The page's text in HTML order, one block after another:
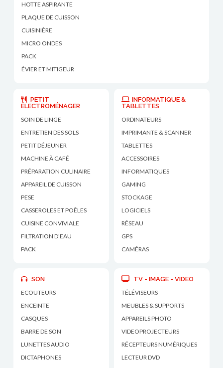
HOTTE ASPIRANTE
PLAQUE DE CUISSON
CUISINIÈRE
MICRO ONDES
PACK
ÉVIER ET MITIGEUR
PETIT
ÉLECTROMÉNAGER
SOIN DE LINGE
ENTRETIEN DES SOLS
PETIT DÉJEUNER
MACHINE À CAFÉ
PRÉPARATION CULINAIRE
APPAREIL DE CUISSON
PESE
CASSEROLES ET POÊLES
CUISINE CONVIVIALE
FILTRATION D'EAU
PACK
INFORMATIQUE &
TABLETTES
ORDINATEURS
IMPRIMANTE & SCANNER
TABLETTES
ACCESSOIRES
INFORMATIQUES
GAMING
STOCKAGE
LOGICIELS
RÉSEAU
GPS
CAMÉRAS
SON
ECOUTEURS
ENCEINTE
CASQUES
BARRE DE SON
LUNETTES AUDIO
DICTAPHONES
TV - IMAGE - VIDEO
TÉLÉVISEURS
MEUBLES & SUPPORTS
APPAREILS PHOTO
VIDEOPROJECTEURS
RÉCEPTEURS NUMÉRIQUES
LECTEUR DVD